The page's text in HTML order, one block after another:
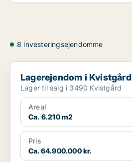
8 investeringsejendomme
Lagerejendom i Kvistgård
Lagerejendom i Kvistgård
Lager til salg i 3490 Kvistgård
Areal
Ca. 6.210 m2
Pris
Ca. 64.900.000 kr.